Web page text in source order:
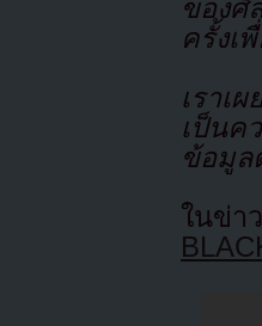
ของศิ
ครั้งเ
เราเ
เป็นค
ข้อมูล
ในข่